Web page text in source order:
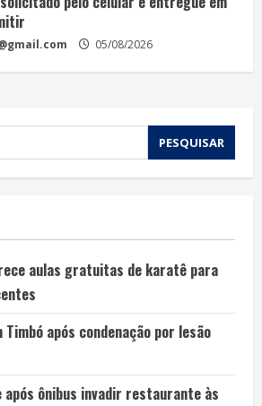
05/08/2026
aulas gratuitas de karatê para
Timbó após condenação por lesão
após ônibus invadir restaurante às